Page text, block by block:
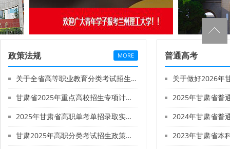
MORE
政策法规
关于全省高等职业教育分类考试招生中职升学考试有关工作的补充说明
甘肃省2025年重点高校招生专项计划实施办法
2025年甘肃省高职单考单招录取实施方案
甘肃2025年高职分类考试招生政策发布
普通高考